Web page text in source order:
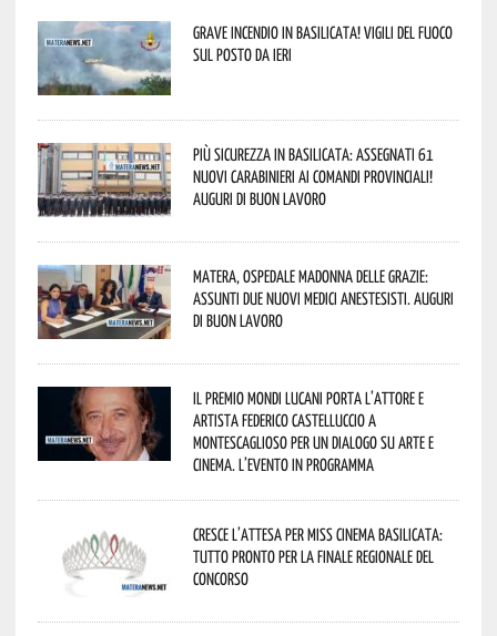
Grave incendio in Basilicata! Vigili del fuoco
sul posto da ieri
Più sicurezza in Basilicata: assegnati 61
nuovi Carabinieri ai Comandi provinciali!
Auguri di buon lavoro
Matera, Ospedale Madonna delle Grazie:
assunti due nuovi medici anestesisti. Auguri
di buon lavoro
Il Premio Mondi Lucani porta l’attore e
artista Federico Castelluccio a
Montescaglioso per un dialogo su arte e
cinema. L’evento in programma
Cresce l’attesa per Miss Cinema Basilicata:
tutto pronto per la finale regionale del
concorso